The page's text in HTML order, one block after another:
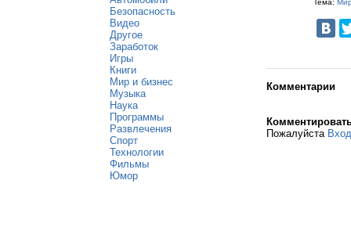
Безопасность
Видео
Другое
Заработок
Игры
Книги
Мир и бизнес
Музыка
Наука
Программы
Развлечения
Спорт
Технологии
Фильмы
Юмор
Тема:
Комментарии
Пожалуйста Вход